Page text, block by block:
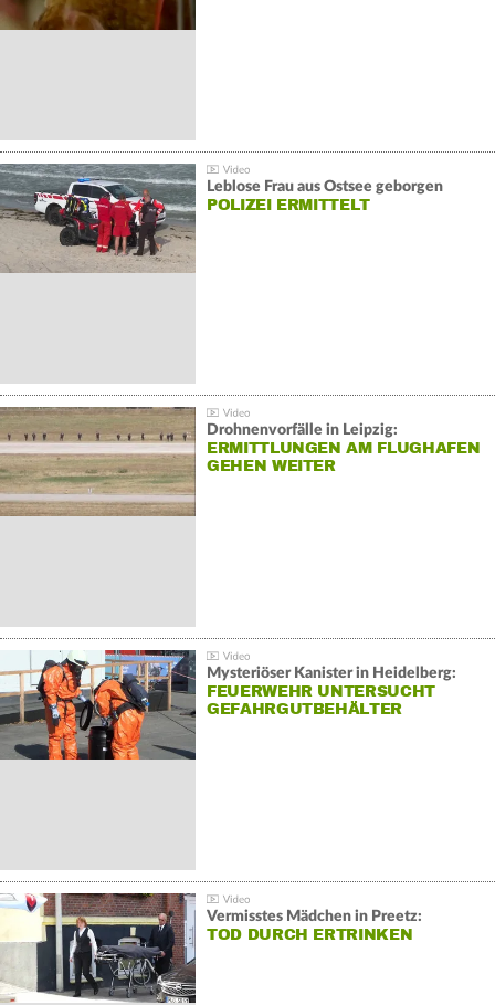
Leblose Frau aus Ostsee geborgen
POLIZEI ERMITTELT
Drohnenvorfälle in Leipzig:
ERMITTLUNGEN AM FLUGHAFEN
GEHEN WEITER
Mysteriöser Kanister in Heidelberg:
FEUERWEHR UNTERSUCHT
GEFAHRGUTBEHÄLTER
Vermisstes Mädchen in Preetz:
TOD DURCH ERTRINKEN